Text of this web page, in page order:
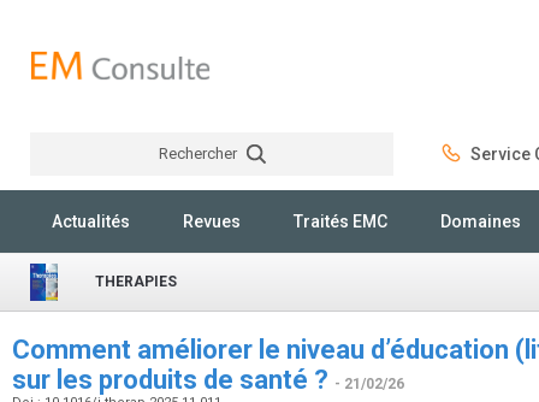
Rechercher Service
Actualités Revues Traités EMC Domaines
THERAPIES
Comment améliorer le niveau d’éducation
sur les produits de santé ? - 21/02/26